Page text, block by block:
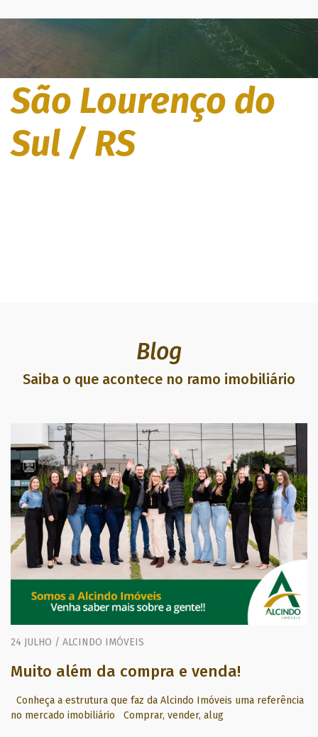
São Lourenço do
Sul / RS
Blog
Saiba o que acontece no ramo imobiliário
24 JULHO / ALCINDO IMÓVEIS
Muito além da compra e venda!
Conheça a estrutura que faz da Alcindo Imóveis uma referência
no mercado imobiliário Comprar, vender, alug